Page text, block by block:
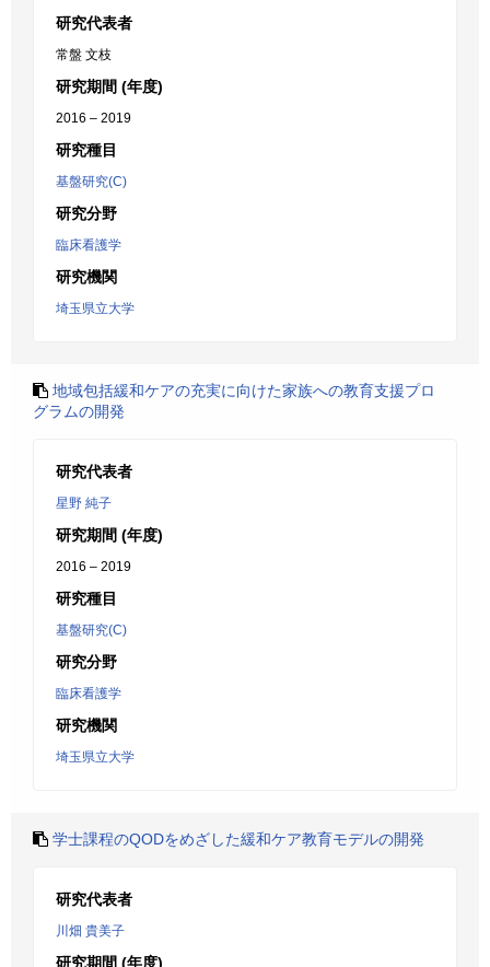
研究代表者
常盤 文枝
研究期間 (年度)
2016 – 2019
研究種目
基盤研究(C)
研究分野
臨床看護学
研究機関
埼玉県立大学
地域包括緩和ケアの充実に向けた家族への教育支援プロ
グラムの開発
研究代表者
星野 純子
研究期間 (年度)
2016 – 2019
研究種目
基盤研究(C)
研究分野
臨床看護学
研究機関
埼玉県立大学
学士課程のQODをめざした緩和ケア教育モデルの開発
研究代表者
川畑 貴美子
研究期間 (年度)